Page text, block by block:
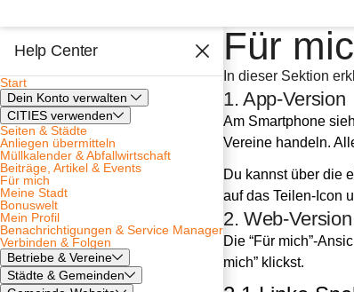
Help Center
Start
Dein Konto verwalten
CITIES verwenden
Seiten & Städte
Anliegen übermitteln
Müllkalender & Abfallwirtschaft
Beiträge, Artikel & Events
Für mich
Meine Stadt
Bonuswelt
Mein Profil
Benachrichtigungen & Service Manager
Verbinden & Folgen
Betriebe & Vereine
Städte & Gemeinden
Für
In dieser Sektion
1. App-Version
Am Smartphone
Vereine handeln.
Du kannst über die
auf das Teilen-Icon
2. Web-Version
Die “Für mich”-
mich” klickst.